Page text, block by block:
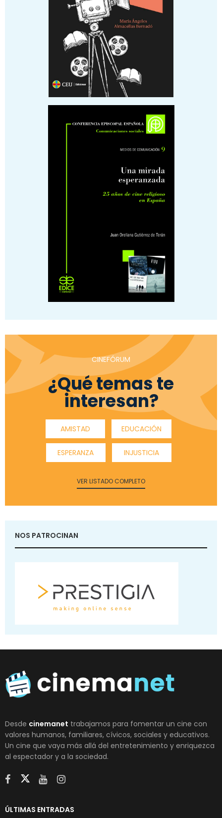
CINEFÓRUM
¿Qué temas te
interesan?
AMISTAD EDUCACIÓN
ESPERANZA INJUSTICIA
VER LISTADO COMPLETO
NOS PATROCINAN
Desde cinemanet trabajamos para fomentar un cine con
valores humanos, familiares, cívicos, sociales y educativos.
Un cine que vaya más allá del entretenimiento y enriquezca
al espectador y a la sociedad.
ÚLTIMAS ENTRADAS